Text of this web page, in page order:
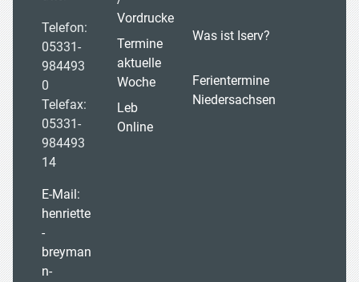
Telefon:
05331-
984493
0
Telefax:
05331-
984493
14
E-Mail:
henriette
-
breyman
n-
Vordrucke
Termine
aktuelle
Woche
Leb
Online
Was ist Iserv?
Ferientermine
Niedersachsen